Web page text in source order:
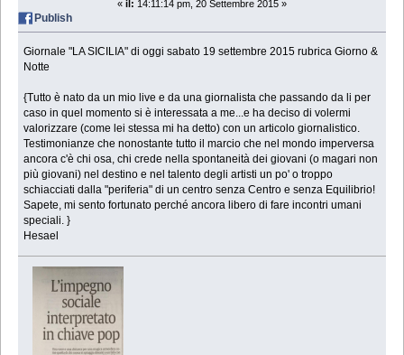
« il: 14:11:14 pm, 20 Settembre 2015 »
Publish
Giornale "LA SICILIA" di oggi sabato 19 settembre 2015 rubrica Giorno &
Notte
{Tutto è nato da un mio live e da una giornalista che passando da li per
caso in quel momento si è interessata a me...e ha deciso di volermi
valorizzare (come lei stessa mi ha detto) con un articolo giornalistico.
Testimonianze che nonostante tutto il marcio che nel mondo imperversa
ancora c'è chi osa, chi crede nella spontaneità dei giovani (o magari non
più giovani) nel destino e nel talento degli artisti un po' o troppo
schiacciati dalla "periferia" di un centro senza Centro e senza Equilibrio!
Sapete, mi sento fortunato perché ancora libero di fare incontri umani
speciali. }
Hesael